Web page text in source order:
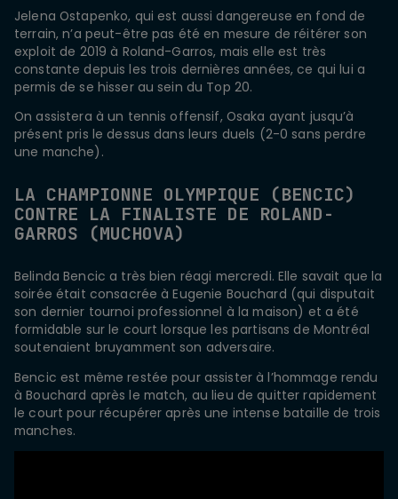
Jelena Ostapenko, qui est aussi dangereuse en fond de
terrain, n’a peut-être pas été en mesure de réitérer son
exploit de 2019 à Roland-Garros, mais elle est très
constante depuis les trois dernières années, ce qui lui a
permis de se hisser au sein du Top 20.
On assistera à un tennis offensif, Osaka ayant jusqu’à
présent pris le dessus dans leurs duels (2-0 sans perdre
une manche).
LA CHAMPIONNE OLYMPIQUE (BENCIC)
CONTRE LA FINALISTE DE ROLAND-
GARROS (MUCHOVA)
Belinda Bencic a très bien réagi mercredi. Elle savait que la
soirée était consacrée à Eugenie Bouchard (qui disputait
son dernier tournoi professionnel à la maison) et a été
formidable sur le court lorsque les partisans de Montréal
soutenaient bruyamment son adversaire.
Bencic est même restée pour assister à l’hommage rendu
à Bouchard après le match, au lieu de quitter rapidement
le court pour récupérer après une intense bataille de trois
manches.